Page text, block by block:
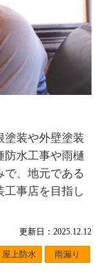
更新日：2025.12.12
屋上防水 雨漏り
塗装や外壁塗装
防水工事や雨樋
で、地元である
工事店を目指し